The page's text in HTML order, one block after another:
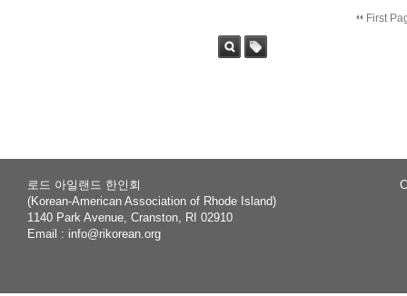
First
로드 아일랜드 한인회
(Korean-American Association of Rhode Island)
1140 Park Avenue, Cranston, RI 02910
Email : info@rikorean.org